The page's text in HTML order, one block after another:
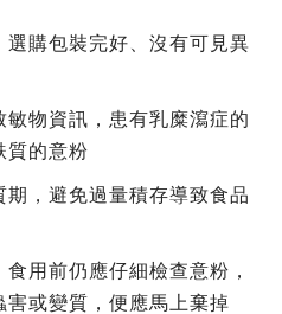
選購包裝完好、沒有可見異
物資訊，患有乳糜瀉症的
質的意粉
期，避免過量積存導致食品
用前仍應仔細檢查意粉，
害或變質，便應馬上棄掉